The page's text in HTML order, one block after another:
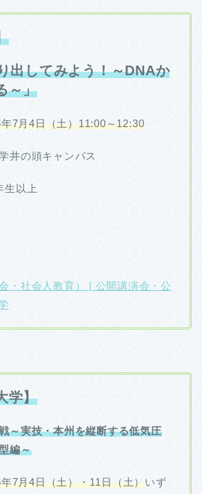
出してみよう！～DNAか
～」
7月4日（土）11:00～12:30
井の頭キャンパス
生以上
・社会人教育） | 公開講演会・公
学】
～実技・本州を縦断する低気圧
編～
7月4日（土）・11日（土）いず